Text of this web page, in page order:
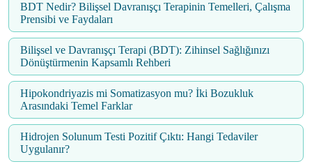
BDT Nedir? Bilişsel Davranışçı Terapinin Temelleri, Çalışma
Prensibi ve Faydaları
Bilişsel ve Davranışçı Terapi (BDT): Zihinsel Sağlığınızı
Dönüştürmenin Kapsamlı Rehberi
Hipokondriyazis mi Somatizasyon mu? İki Bozukluk
Arasındaki Temel Farklar
Hidrojen Solunum Testi Pozitif Çıktı: Hangi Tedaviler
Uygulanır?